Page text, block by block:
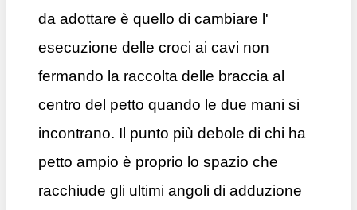
da adottare è quello di cambiare l'
esecuzione delle croci ai cavi non
fermando la raccolta delle braccia al
centro del petto quando le due mani si
incontrano. Il punto più debole di chi ha
petto ampio è proprio lo spazio che
racchiude gli ultimi angoli di adduzione